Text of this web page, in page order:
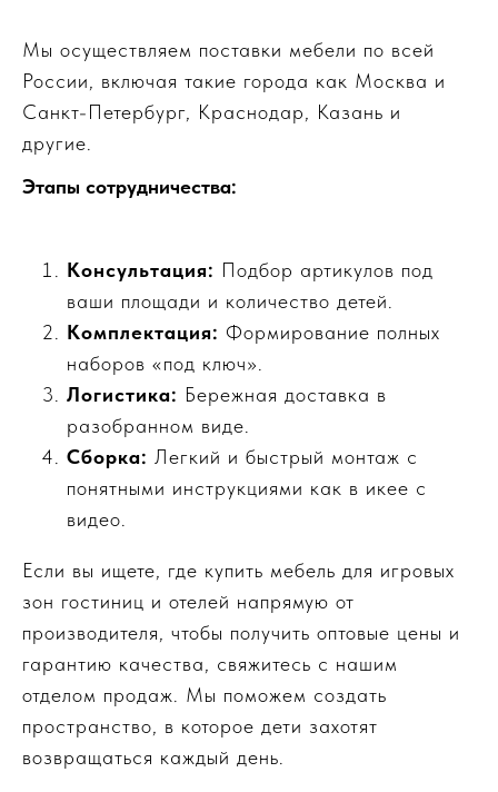
Мы осуществляем поставки мебели по всей
России, включая такие города как Москва и
Санкт-Петербург, Краснодар, Казань и
другие.
Этапы сотрудничества:
Консультация: Подбор артикулов под
ваши площади и количество детей.
Комплектация: Формирование полных
наборов «под ключ».
Логистика: Бережная доставка в
разобранном виде.
Сборка: Легкий и быстрый монтаж с
понятными инструкциями как в икее с
видео.
Если вы ищете, где купить мебель для игровых
зон гостиниц и отелей напрямую от
производителя, чтобы получить оптовые цены и
гарантию качества, свяжитесь с нашим
отделом продаж. Мы поможем создать
пространство, в которое дети захотят
возвращаться каждый день.